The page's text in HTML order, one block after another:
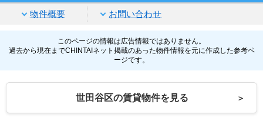
家賃相場から
通勤通学時間から
物件特集から
不動産会社から
TOP
物件概要 お問い合わせ
このページの情報は広告情報ではありません。
過去から現在までCHINTAIネット掲載のあった物件情報を元に作成した参考ペ
ージです。
世田谷区の賃貸物件を見る ＞